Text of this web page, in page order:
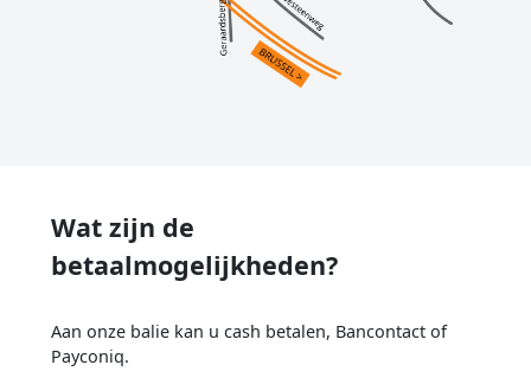
Wat zijn de
betaalmogelijkheden?
Aan onze balie kan u cash betalen, Bancontact of
Payconiq.